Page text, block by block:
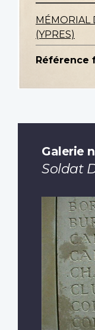
MÉMORIAL
(YPRES)
Référence
Galerie
Soldat